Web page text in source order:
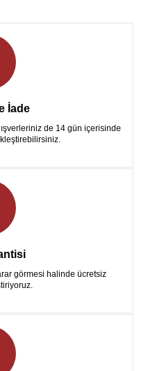
İade
de 14 gün içerisinde
görmesi halinde ücretsiz